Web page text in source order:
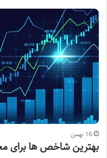
16 بهمن
بهترین شاخص ها برای